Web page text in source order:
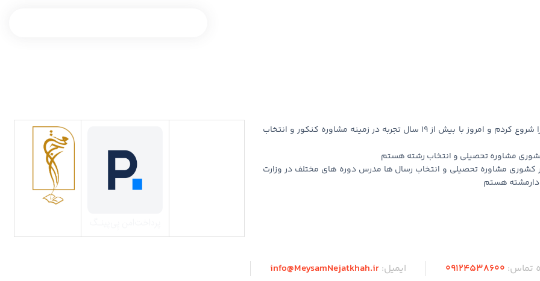
من ، میثم نجات خواه از سال ۱۳۸۶ فعالیت های آموزشی و مشاوره خودم را شروع کردم و امروز با بیش از ۱۹ سال تجربه در زمینه مشاوره کنکور و انتخاب
مشاوره تحصیلی و انتخاب رشته هستم
مشاوره تحصیلی و انتخاب رسال ها مدرس دوره های مختلف در وزارت
دارمشته هستم
تماس: 09124538600 ایمیل:info@MeysamNejatkhah.ir